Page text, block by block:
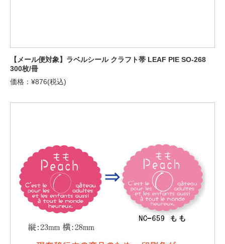
【メール便対象】ラベルシール クラフト帯 LEAF PIE SO-268
300枚/冊
価格：¥876(税込)